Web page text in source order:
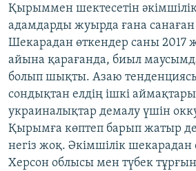
Қырыммен шектесетін
адамдарды жуырда ғана
Шекарадан өткендер саны
айына қарағанда, биыл
болып шықты. Азаю
сондықтан елдің ішкі
украиналықтар демалу үшін
Қырымға көптеп барып жатыр
негіз жоқ. Әкімшілік шекарадан
Херсон облысы мен түбек